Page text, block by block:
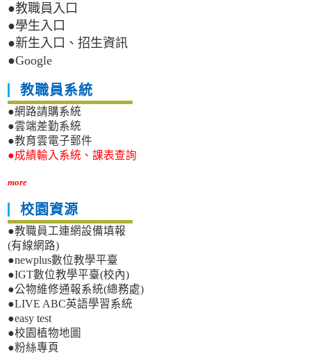
●教職員入口
●學生入口
●新生入口、招生資訊
●Google
教職員系統
●網路請購系統
●雲端差勤系統
●教育雲電子郵件
●成績輸入系統、課表查詢
more
校園資源
●教職員工連網設備填報
(有線網路)
●newplus數位教學平臺
●IGT數位教學平臺(校內)
●公物維修通報系統(總務處)
●LIVE ABC英語學習系統
●easy test
●校園植物地圖
●粉絲專頁